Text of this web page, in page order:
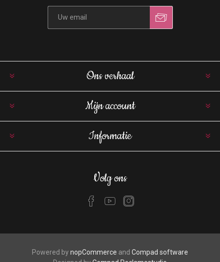
Ons verhaal
Mijn account
Informatie
Volg ons
Powered bynopCommerce and Compad software